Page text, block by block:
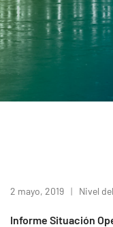
2 mayo, 2019 Nivel
Informe Situación